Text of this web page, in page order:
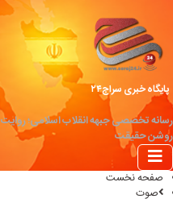
پایگاه خبری سراج۲۴
رسانه تخصصی جبهه انقلاب اسلامی؛ روایت
روشن حقیقت
صفحه نخست
صوت